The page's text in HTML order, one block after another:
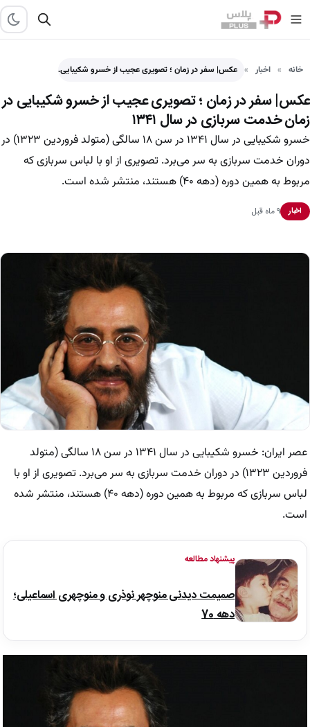
خانه اخبار عکس| سفر در زمان ؛ تصویری عجیب از خسرو شکیبایی…
عکس| سفر در زمان ؛ تصویری عجیب از خسرو شکیبایی در
زمان خدمت سربازی در سال ۱۳۴۱
خسرو شکیبایی در سال ۱۳۴۱ در سن ۱۸ سالگی (متولد فروردین ۱۳۲۳) در
دوران خدمت سربازی به سر می‌برد. تصویری از او با لباس سربازی که
مربوط به همین دوره (دهه ۴۰) هستند، منتشر شده است.
اخبار ۹ ماه قبل
عصر ایران: خسرو شکیبایی در سال ۱۳۴۱ در سن ۱۸ سالگی (متولد
فروردین ۱۳۲۳) در دوران خدمت سربازی به سر می‌برد. تصویری از او با
لباس سربازی که مربوط به همین دوره (دهه ۴۰) هستند، منتشر شده
است.
پیشنهاد مطالعه
صمیمت دیدنی منوچهر نوذری و منوچهری اسماعیلی؛
دهه 70